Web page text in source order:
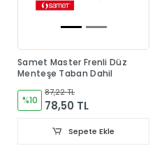
Samet Master Frenli Düz
Menteşe Taban Dahil
%10
87,22 TL
78,50 TL
Sepete Ekle